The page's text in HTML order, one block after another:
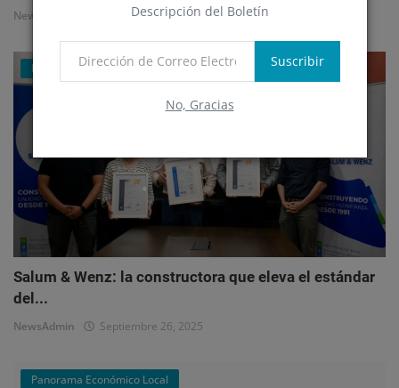
Descripción del Boletín
Suscribir
No, Gracias
NewsAdmin Octubre 1, 2025
Mercado Inmobiliario Empresarial
Salum & Wenz: la constructora que eleva el estándar
del...
NewsAdmin Septiembre 26, 2025
Panorama Económico Local